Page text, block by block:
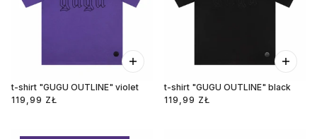
t-shirt "GUGU OUTLINE" violet
119,99 ZŁ
t-shirt "GUGU OUTLINE" black
119,99 ZŁ